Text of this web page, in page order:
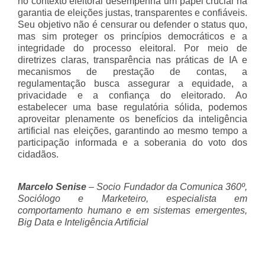
garantia de eleições justas, transparentes e confiáveis.
Seu objetivo não é censurar ou defender o status quo,
mas sim proteger os princípios democráticos e a
integridade do processo eleitoral. Por meio de
diretrizes claras, transparência nas práticas de IA e
mecanismos de prestação de contas, a
regulamentação busca assegurar a equidade, a
privacidade e a confiança do eleitorado. Ao
estabelecer uma base regulatória sólida, podemos
aproveitar plenamente os benefícios da inteligência
artificial nas eleições, garantindo ao mesmo tempo a
participação informada e a soberania do voto dos
cidadãos.
Marcelo Senise – Socio Fundador da Comunica 360º,
Sociólogo e Marketeiro, especialista em
comportamento humano e em sistemas emergentes,
Big Data e Inteligência Artificial